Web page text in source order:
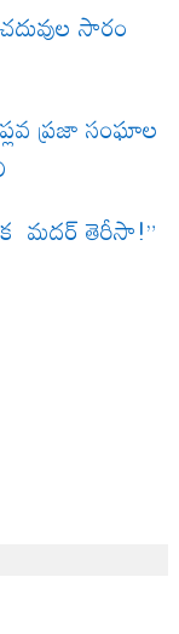
సారం
ప్రజా సంఘాల
మదర్ తెరీసా!”